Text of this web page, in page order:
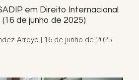
em Direito Internacional
(16 de junho de 2025)
Arroyo | 16 de junho de 2025